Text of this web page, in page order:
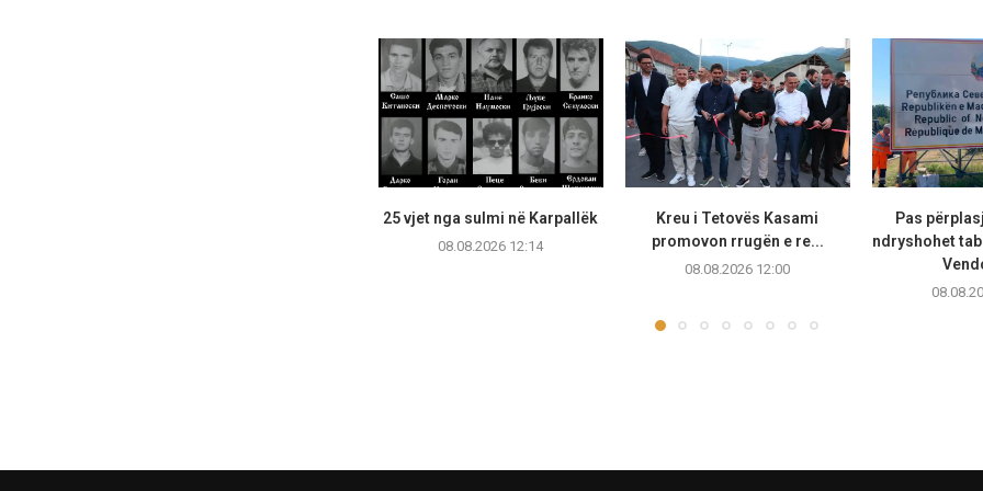
25 vjet nga sulmi në Karpallëk
08.08.2026 12:14
Kreu i Tetovës Kasami
promovon rrugën e re...
08.08.2026 12:00
Pas
ndryshohet